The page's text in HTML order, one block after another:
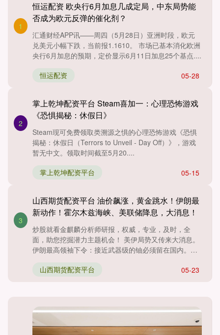
1
恒运配资 欧央行6月加息几成定局，中东局势能
否成为欧元反弹的催化剂？
汇通财经APP讯——周四（5月28日）亚洲时段，欧元
兑美元小幅下跌，当前报1.1610。 市场已基本消化欧洲
央行6月加息的预期，定价显示6月11日加息25个基点....
05-28
恒运配资
2
掌上乾坤配资平台 Steam喜加一：心理恐怖游戏
《恐惧揭秘：休假日》
Steam现可免费领取类溯源之惧的心理恐怖游戏《恐惧
揭秘：休假日（Terrors to Unveil - Day Off）》，游戏
暂无中文。领取时间截至5月20....
05-15
掌上乾坤配资平台
3
山西期货配资平台 油价飙涨，黄金跳水！伊朗最
新动作！霍尔木兹海峡、美联储降息，大消息！
炒股就看金麒麟分析师研报，权威，专业，及时，全
面，助您挖掘潜力主题机会！ 美伊局势又传来大消息。
伊朗最高领袖下令：接近武器级的铀必须留在国内。另
05-23
山西期货配资平台